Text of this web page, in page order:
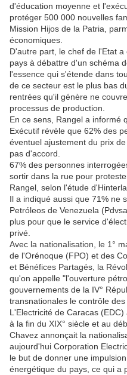
d'éducation moyenne et
protéger 500 000 nouvelles
Mission Hijos de la Patria,
économiques.
D'autre part, le chef de l'Etat
pays à débattre d'un schéma
l'essence qui s'étende dans
de ce secteur est le plus bas
rentrées qu'il génère ne
processus de production.
En ce sens, Rangel a informé
Exécutif révèle que 62% des
éventuel ajustement du prix
pas d'accord.
67% des personnes
sortir dans la rue pour
Rangel, selon l'étude
Il a indiqué aussi que 71% ne
Petróleos de Venezuela
plus pour que le service
privé.
Avec la nationalisation, le 1°
de l'Orénoque (FPO) et des
et Bénéfices Partagés, la
qu'on appelle "l'ouverture
gouvernements de la IV°
transnationales le contrôle
L'Electricité de Caracas
à la fin du XIX° siècle et au
Chavez annonçait la
aujourd'hui Corporation
le but de donner une
énergétique du pays, ce qui a